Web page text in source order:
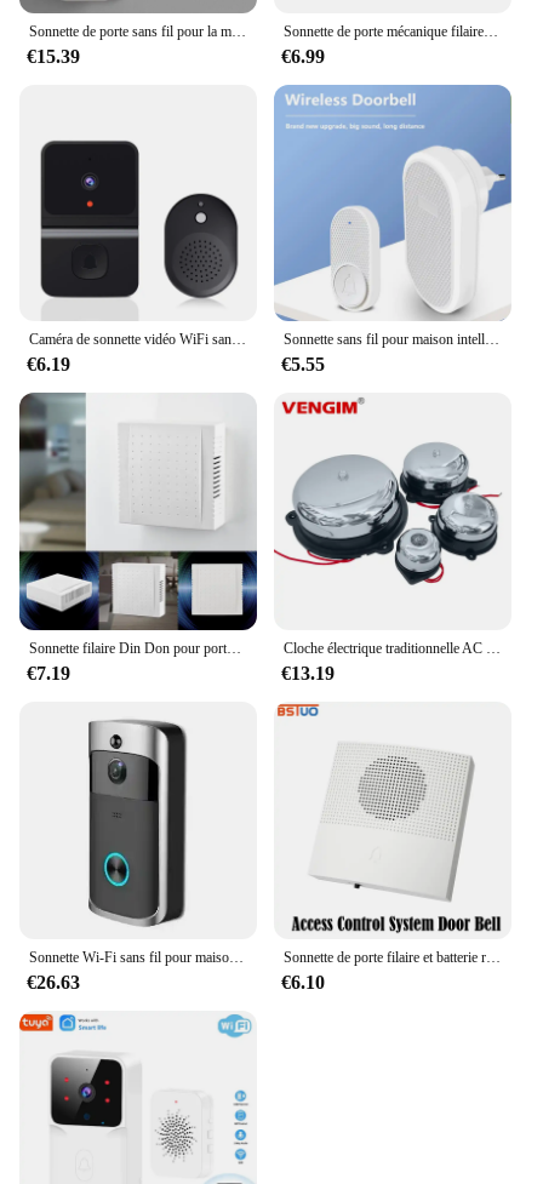
€15.39
Sonnette de porte mécanique filaire, sonnette manuelle pour la maison et l'hôtel, système de contrôle d'accès
€6.99
Caméra de sonnette vidéo WiFi sans fil, interphone bidirectionnel, vision nocturne HD, sonnette de porte de sécurité à domicile intelligente, appel vidéo pour la maison
€6.19
Sonnette sans fil pour maison intelligente, télécommande longue distance 200m, multi-tons, sonnette de porte de bienvenue, réglage du volume, prise EU US blanche
€5.55
Sonnette filaire Din Don pour portes d'hôtel, panneau de sonnette de porte d'hôtel, maisons, bureaux, hôtels, 108x108x36mm, 220V
€7.19
Cloche électrique traditionnelle AC 220V, sonnerie d'appel forte, 2/3/4/6 pouces, alarme haute DB, sonnette de maison, école, usine, livraison gratuite
€13.19
Sonnette Wi-Fi sans fil pour maison intelligente, caméra HD 720P, interphone vidéo de sécurité, vision nocturne IR, sonnette AC à piles, nouveau
€26.63
Sonnette de porte filaire et batterie réglable, 38 sons, 12V, deux types pour système de contrôle d'accès de porte, 38 Tinkles
€6.10